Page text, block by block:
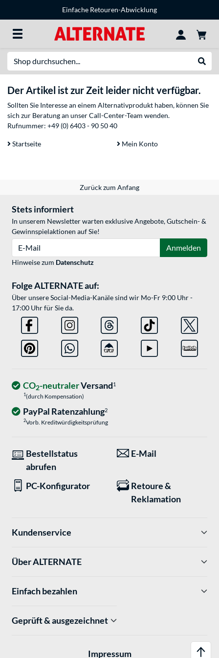
Einfache Retouren-Abwicklung
Der Artikel ist zur Zeit leider nicht verfügbar.
Sollten Sie Interesse an einem Alternativprodukt haben, können Sie
sich zur Beratung an unser Call-Center-Team wenden.
Rufnummer: +49 (0) 6403 - 90 50 40
Startseite Mein Konto
Zurück zum Anfang
Stets informiert
In unserem Newsletter warten exklusive Angebote, Gutschein- &
Gewinnspielaktionen auf Sie!
Anmelden
Hinweise zum Datenschutz
Folge ALTERNATE auf:
Über unsere Social-Media-Kanäle sind wir Mo-Fr 9:00 Uhr -
17:00 Uhr für Sie da.
CO2-neutralerVersand1
1(durch Kompensation)
PayPal Ratenzahlung2
2Vorb. Kreditwürdigkeitsprüfung
Bestellstatus
abrufen
E-Mail
PC-Konfigurator
Retoure &
Reklamation
Kundenservice
Über ALTERNATE
Einfach bezahlen
Geprüft & ausgezeichnet
Impressum